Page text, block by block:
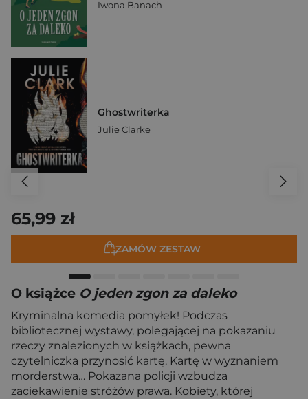
Iwona Banach
Ghostwriterka
Julie Clarke
65,99 zł
ZAMÓW ZESTAW
O książce O jeden zgon za daleko
Kryminalna komedia pomyłek! Podczas
bibliotecznej wystawy, polegającej na pokazaniu
rzeczy znalezionych w książkach, pewna
czytelniczka przynosić kartę. Kartę w wyznaniem
morderstwa… Pokazana policji wzbudza
zaciekawienie stróżów prawa. Kobiety, której